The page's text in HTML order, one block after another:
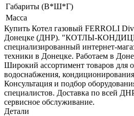
Габариты (В*Ш*Г)
Масса
Купить Котел газовый FERROLI
Донецке (ДНР). "КОТЛЫ-
специализированный интернет-
техники в Донецке. Работаем в
Широкий ассортимент товаров для
водоснабжения,
Консультация и подбор
специалистов. Доставка по всей
сервисное обслуживание.
Детали